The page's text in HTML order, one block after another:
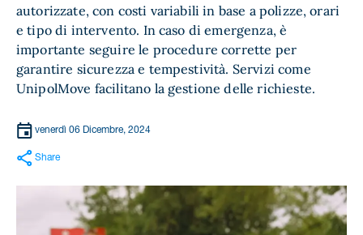
autorizzate, con costi variabili in base a polizze, orari
e tipo di intervento. In caso di emergenza, è
importante seguire le procedure corrette per
garantire sicurezza e tempestività. Servizi come
UnipolMove facilitano la gestione delle richieste.
venerdì 06 Dicembre, 2024
Share